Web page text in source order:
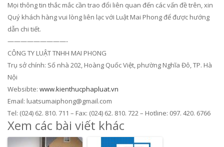
Mọi thông tin thắc mắc cần trao đổi liên quan đến các vấn đề trên, xin
Quý khách hàng vui lòng liên lạc với Luật Mai Phong để được hướng
dẫn chi tiết.
—————————-
CÔNG TY LUẬT TNHH MAI PHONG
Trụ sở chính: Số nhà 202, Hoàng Quốc Việt, phường Nghĩa Đô, TP. Hà
Nội
Websibte: www.kienthucphapluat.vn
Email: luatsumaiphong@gmail.com
Tel: (024) 62. 810. 711 – Fax: (024) 62. 810. 722 – Hotline: 097. 420. 6766
Xem các bài viết khác